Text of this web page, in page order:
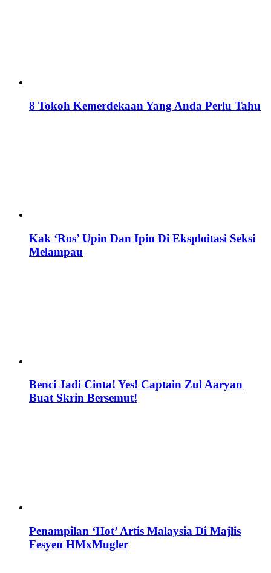
8 Tokoh Kemerdekaan Yang Anda Perlu Tahu
Kak ‘Ros’ Upin Dan Ipin Di Eksploitasi Seksi
Melampau
Benci Jadi Cinta! Yes! Captain Zul Aaryan
Buat Skrin Bersemut!
Penampilan ‘Hot’ Artis Malaysia Di Majlis
Fesyen HMxMugler